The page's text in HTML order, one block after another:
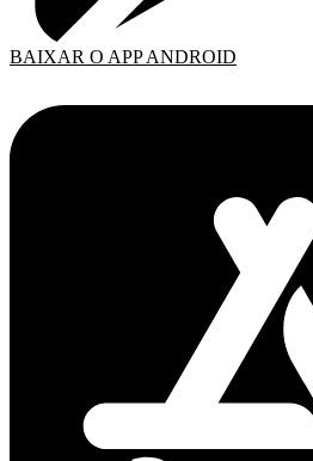
BAIXAR O APP ANDROID